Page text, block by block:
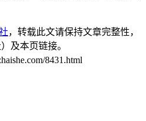
，转载此文请保持文章完整性，
及本页链接。
8431.html